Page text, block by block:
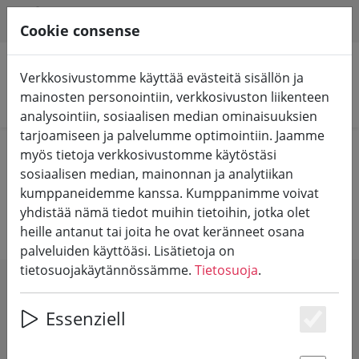
Hae tuotteita
Home Kuohuviini & Secco
Kuohuviini ja Secco Ahrista
SHOW FILTERS
Cookie consense
Verkkosivustomme käyttää evästeitä sisällön ja
mainosten personointiin, verkkosivuston liikenteen
analysointiin, sosiaalisen median ominaisuuksien
tarjoamiseen ja palvelumme optimointiin. Jaamme
myös tietoja verkkosivustomme käytöstäsi
sosiaalisen median, mainonnan ja analytiikan
kumppaneidemme kanssa. Kumppanimme voivat
yhdistää nämä tiedot muihin tietoihin, jotka olet
heille antanut tai joita he ovat keränneet osana
palveluiden käyttöäsi. Lisätietoja on
tietosuojakäytännössämme. Tietosuoja.
Essenziell